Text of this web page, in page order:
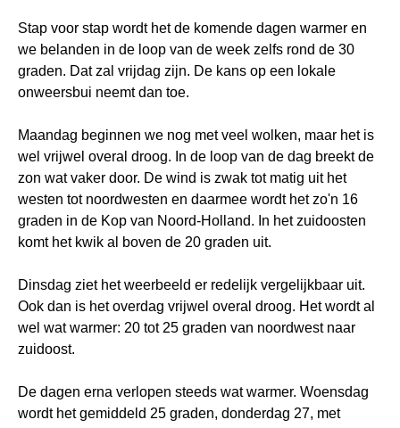
Stap voor stap wordt het de komende dagen warmer en
we belanden in de loop van de week zelfs rond de 30
graden. Dat zal vrijdag zijn. De kans op een lokale
onweersbui neemt dan toe.
Maandag beginnen we nog met veel wolken, maar het is
wel vrijwel overal droog. In de loop van de dag breekt de
zon wat vaker door. De wind is zwak tot matig uit het
westen tot noordwesten en daarmee wordt het zo'n 16
graden in de Kop van Noord-Holland. In het zuidoosten
komt het kwik al boven de 20 graden uit.
Dinsdag ziet het weerbeeld er redelijk vergelijkbaar uit.
Ook dan is het overdag vrijwel overal droog. Het wordt al
wel wat warmer: 20 tot 25 graden van noordwest naar
zuidoost.
De dagen erna verlopen steeds wat warmer. Woensdag
wordt het gemiddeld 25 graden, donderdag 27, met